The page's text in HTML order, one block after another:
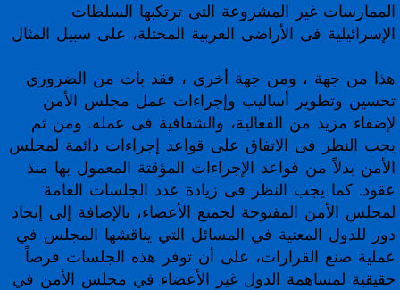
الممارسات غير المشروعة التى ترتكبها السلطات
الإسرائيلية فى الأراضى العربية المحتلة، على سبيل المثال
هذا من جهة ، ومن جهة أخرى ، فقد بات من الضروري
تحسين وتطوير أساليب وإجراءات عمل مجلس الأمن
لإضفاء مزيد من الفعالية، والشفافية فى عمله. ومن ثم
يجب النظر فى الاتفاق على قواعد إجراءات دائمة لمجلس
الأمن بدلاً من قواعد الإجراءات المؤقتة المعمول بها منذ
عقود. كما يجب النظر فى زيادة عدد الجلسات العامة
لمجلس الأمن المفتوحة لجميع الأعضاء، بالإضافة إلى إيجاد
دور للدول المعنية في المسائل التي يناقشها المجلس في
عملية صنع القرارات، على أن توفر هذه الجلسات فرصاً
حقيقية لمساهمة الدول غير الأعضاء في مجلس الأمن في